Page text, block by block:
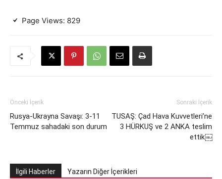
Page Views: 829
Önceki İçerik
Rusya-Ukrayna Savaşı: 3-11
Temmuz sahadaki son durum
Sonraki İçerik
TUSAŞ: Çad Hava Kuvvetleri’ne
3 HÜRKUŞ ve 2 ANKA teslim
ettik￼
İlgili Haberler Yazarın Diğer İçerikleri